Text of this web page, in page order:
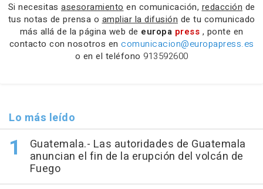
Si necesitas asesoramiento en comunicación, redacción de
tus notas de prensa o ampliar la difusión de tu comunicado
más allá de la página web de europa press , ponte en
contacto con nosotros en comunicacion@europapress.es
o en el teléfono 913592600
Lo más leído
Guatemala.- Las autoridades de Guatemala
anuncian el fin de la erupción del volcán de
Fuego